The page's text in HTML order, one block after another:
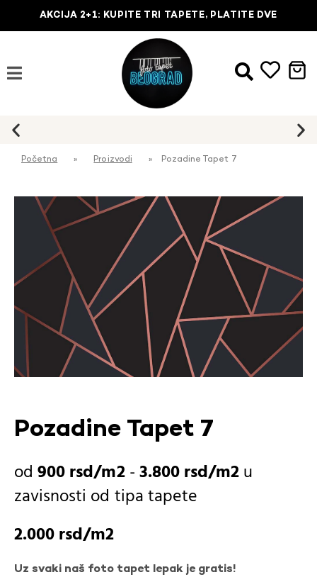
AKCIJA 2+1: KUPITE TRI TAPETE, PLATITE DVE
Početna » Proizvodi » Pozadine Tapet 7
Pozadine Tapet 7
900rsd -3.800rsd
u
zavisnosti od tipa tapete
2.000rsd
Uz svaki naš foto tapet lepak je gratis!